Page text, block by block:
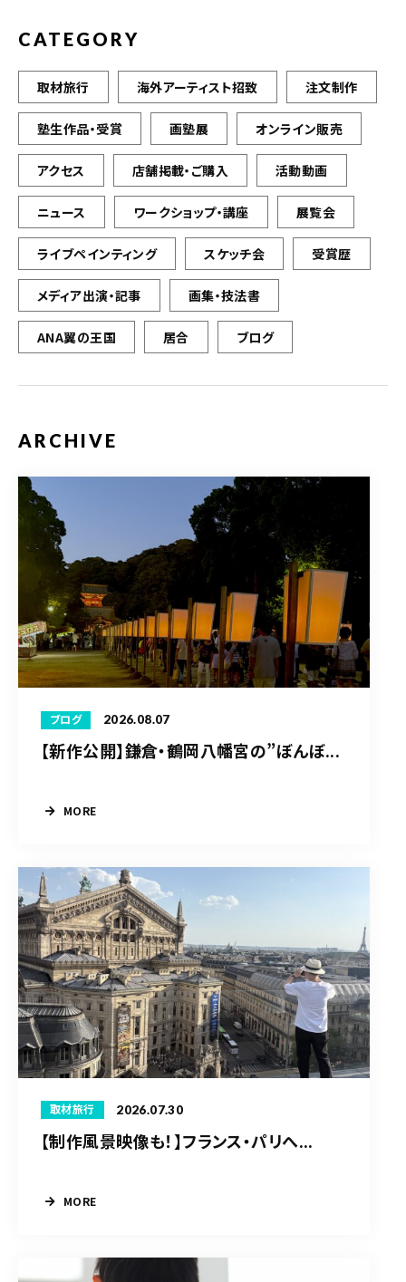
CATEGORY
取材旅行 海外アーティスト招致 注文制作
塾生作品・受賞 画塾展 オンライン販売
アクセス 店舗掲載・ご購入 活動動画
ニュース ワークショップ・講座 展覧会
ライブペインティング スケッチ会 受賞歴
メディア出演・記事 画集・技法書
ANA翼の王国 居合 ブログ
ARCHIVE
ブログ 2026.08.07
【新作公開】鎌倉・鶴岡八幡宮の”ぼんぼ...
MORE
取材旅行 2026.07.30
【制作風景映像も！】フランス・パリへ...
MORE